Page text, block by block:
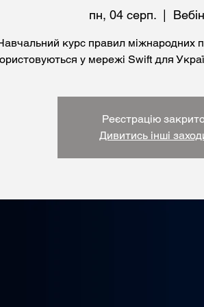
пн, 04 серп.
  |
курс правил міжнародних
у мережі Swift для
Реєстрацію
Дивитись інші